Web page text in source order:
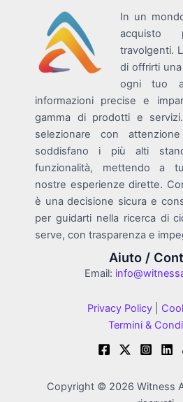
In un
acquisto
travolgenti.
di offrirti
ogni tuo
informazioni precise e
gamma di prodotti e
selezionare con
soddisfano i più alti
funzionalità, mettendo a
nostre esperienze dirette.
è una decisione sicura e
per guidarti nella ricerca di
serve, con trasparenza e
Aiuto /
Email:
Privacy Policy
Termini &
Copyright © 2026 Witness